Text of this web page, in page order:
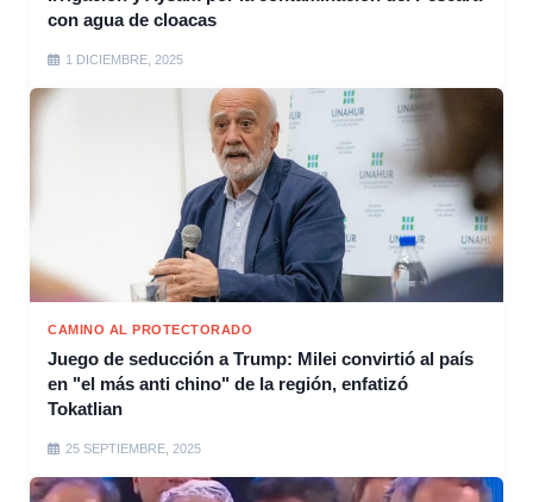
con agua de cloacas
1 DICIEMBRE, 2025
CAMINO AL PROTECTORADO
Juego de seducción a Trump: Milei convirtió al país
en "el más anti chino" de la región, enfatizó
Tokatlian
25 SEPTIEMBRE, 2025